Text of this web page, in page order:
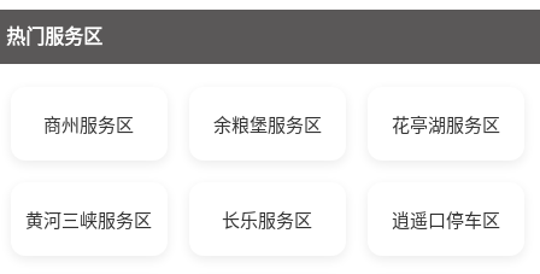
热门服务区
商州服务区 余粮堡服务区 花亭湖服务区
黄河三峡服务区 长乐服务区 逍遥口停车区